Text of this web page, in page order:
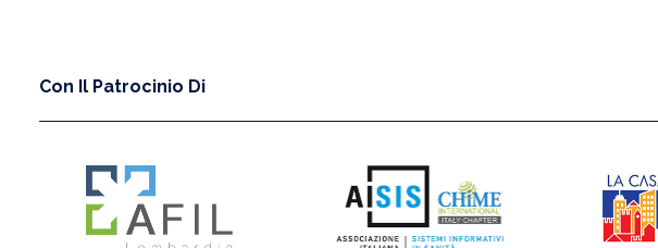
Con Il Patrocinio Di